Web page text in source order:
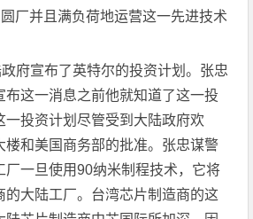
厂并且满负荷地运营这一先进技术
府宣布了英特尔的投资计划。张忠
布这一消息之前他就知道了这一投
一投资计划尽管受到大陆政府欢
楼和美国商务部的批准。张忠谋警
厂一旦使用90纳米制程技术，它将
的大陆工厂。台湾芯片制造商的这